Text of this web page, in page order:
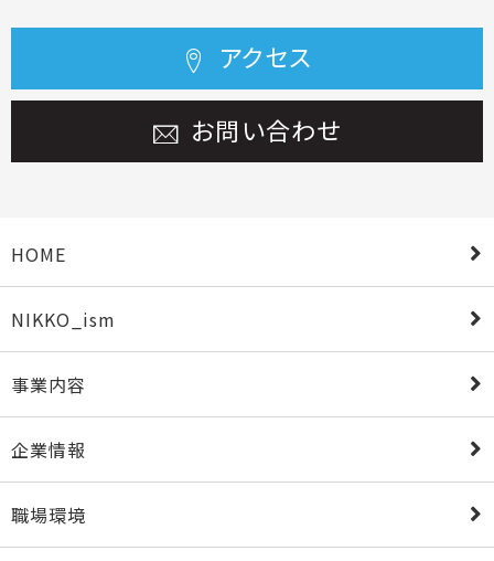
アクセス
お問い合わせ
HOME
NIKKO_ism
事業内容
企業情報
職場環境